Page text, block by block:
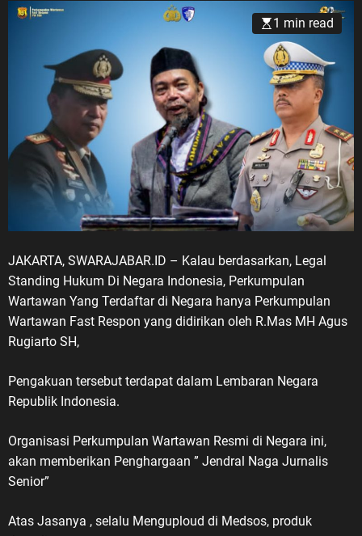
1 min read
JAKARTA, SWARAJABAR.ID – Kalau berdasarkan, Legal
Standing Hukum Di Negara Indonesia, Perkumpulan
Wartawan Yang Terdaftar di Negara hanya Perkumpulan
Wartawan Fast Respon yang didirikan oleh R.Mas MH Agus
Rugiarto SH,
Pengakuan tersebut terdapat dalam Lembaran Negara
Republik Indonesia.
Organisasi Perkumpulan Wartawan Resmi di Negara ini,
akan memberikan Penghargaan ” Jendral Naga Jurnalis
Senior”
Atas Jasanya , selalu Menguploud di Medsos, produk